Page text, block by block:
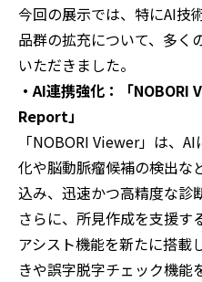
今回の展示では、特にAI技
品群の拡充について、多く
いただきました。
・AI連携強化：「NOBORI
Report」
「NOBORI Viewer」は、
化や脳動脈瘤候補の検出な
込み、迅速かつ高精度な診
さらに、所見作成を支援す
アシスト機能を新たに搭載
きや誤字脱字チェック機能